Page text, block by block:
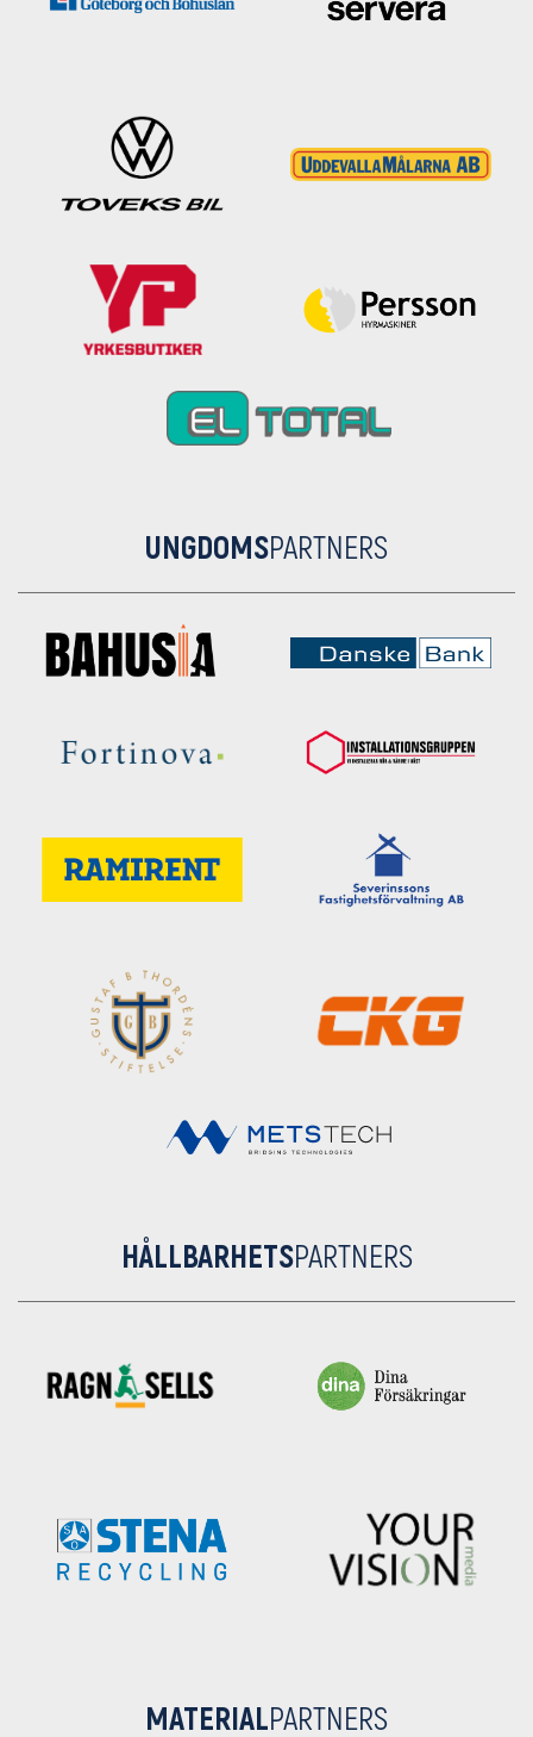
UNGDOMSPARTNERS
HÅLLBARHETSPARTNERS
MATERIALPARTNERS